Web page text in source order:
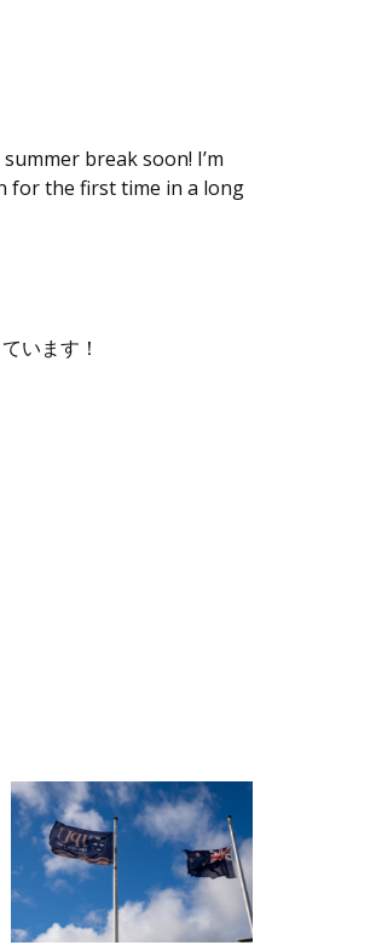
break soon! I’m
for the first time in a long
います！